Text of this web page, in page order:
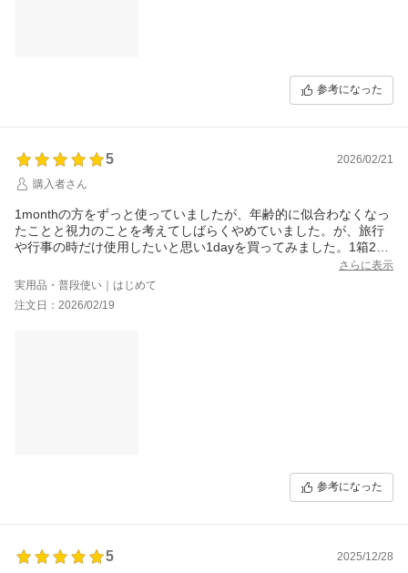
参考になった
5
2026/02/21
購入者さん
1monthの方をずっと使っていましたが、年齢的に似合わなくなっ
たことと視力のことを考えてしばらくやめていました。が、旅行
や行事の時だけ使用したいと思い1dayを買ってみました。1箱200
0円前後で買うよりコスパが良いのでまたリピートすると思いま
す。
さらに表示
実用品・普段使い｜はじめて
注文日：2026/02/19
参考になった
5
2025/12/28